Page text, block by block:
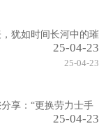
犹如时间长河中的璀
25-04-23
25-04-23
享：“更换劳力士手
25-04-23